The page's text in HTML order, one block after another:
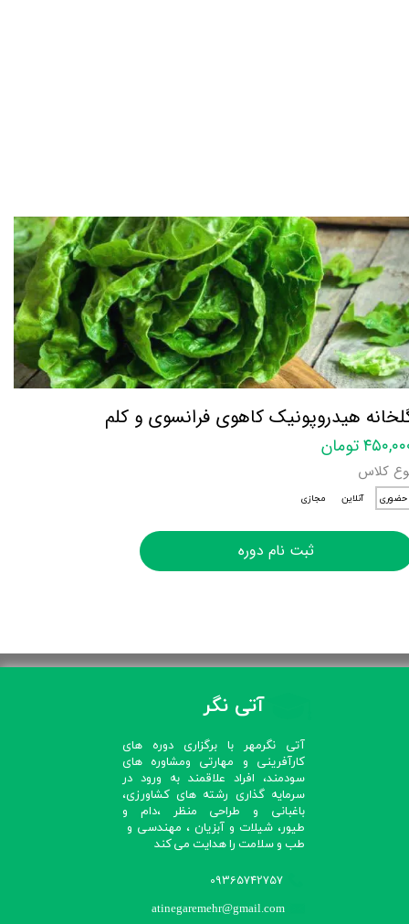
هیدروپونیک کاهوی فرانسوی و کلم
تومان
کلاس
حضوری آنلاین مجازی
ثبت نام دوره
آتی نگر
آتی نگرمهر با برگزاری دوره های
کارآفرینی و مهارتی ومشاوره های
سودمند، افراد علاقمند به ورود در
سرمایه گذاری رشته های کشاورزی،
باغبانی و طراحی منظر ،دام و
طیور، شیلات و آبزیان ، مهندسی و
طب و سلامت را هدایت می کند​​​​​​​
09365742757
atinegaremehr@gmail.com